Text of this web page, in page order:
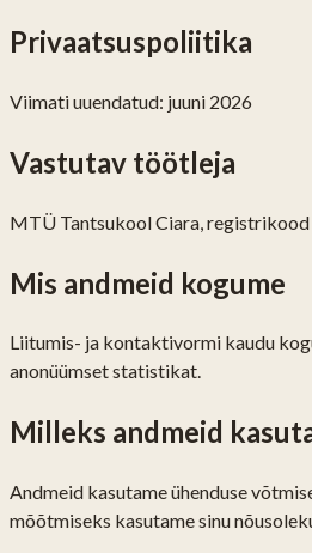
Privaatsuspoliitika
Viimati uuendatud: juuni 2026
Vastutav töötleja
MTÜ Tantsukool Ciara,
Mis andmeid kogume
Liitumis- ja kontaktivormi kaudu
anonüümset statistikat.
Milleks andmeid
Andmeid kasutame ühenduse
mõõtmiseks kasutame sinu